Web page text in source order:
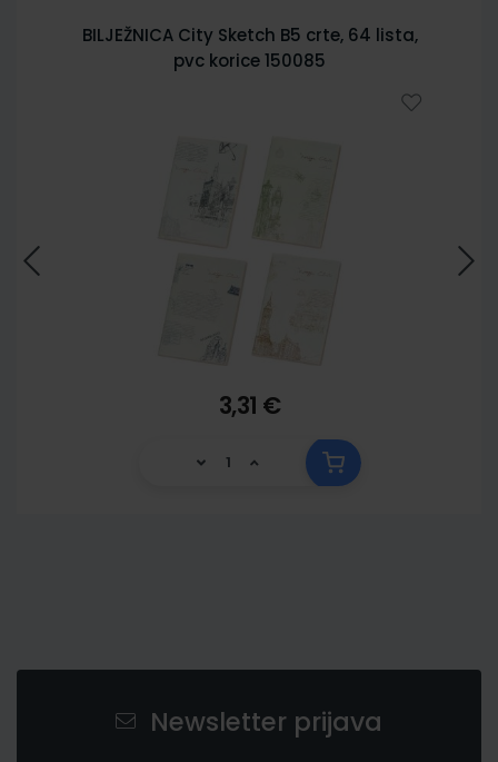
BILJEŽNICA City Sketch B5 crte, 64 lista,
pvc korice 150085
3,31 €
Newsletter prijava